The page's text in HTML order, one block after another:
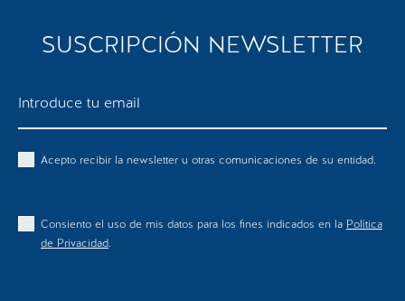
SUSCRIPCIÓN NEWSLETTER
Acepto recibir la newsletter u otras comunicaciones de su entidad.
Consiento el uso de mis datos para los fines indicados en la Política
de Privacidad.